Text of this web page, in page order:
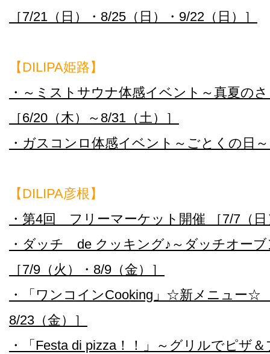
［7/21（日）・8/25（日）・9/22（日）］
【DILIPA姫路】
・～ミストサウナ体感イベント～真夏の
［6/20（木）～8/31（土）］
・ガスコンロ体感イベント～ごとくの日
【DILIPA彦根】
・第4回 フリーマーケット開催 ［7/7（日
・ダッチ de クッキング♪～ダッチオー
［7/9（火）・8/9（金）］
・「ワンコインCooking」☆新メニュー☆
8/23（金）］
・「Festa di pizza！！」～グリルでピザ